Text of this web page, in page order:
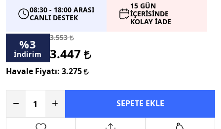
08:30 - 18:00 ARASI
CANLI DESTEK
15 GÜN
İÇERİSİNDE
KOLAY İADE
%3
İndirim
3.553
3.447
Havale Fiyatı: 3.275
SEPETE EKLE